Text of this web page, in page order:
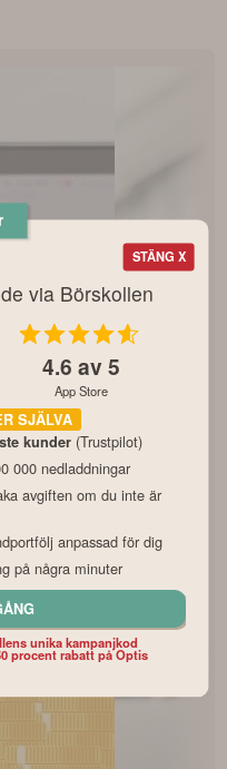
STÄNG X
via Börskollen
4.6 av 5
App Store
SJÄLVA
kunder(Trustpilot)
000 nedladdningar
avgiften om du inte är
anpassad för dig
på några minuter
unika kampanjkod
procent rabatt på Optis